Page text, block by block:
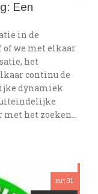
Een
in de
of we met elkaar
het
continu de
dynamiek
uiteindelijke
het zoeken…
mrt 31